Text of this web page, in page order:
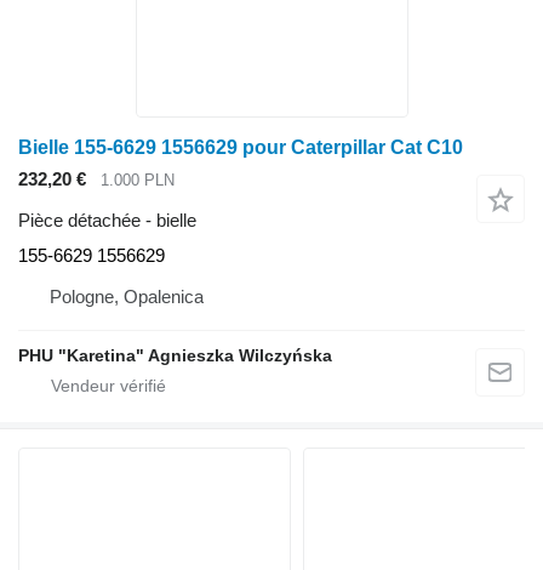
Bielle 155-6629 1556629 pour Caterpillar Cat C10
232,20 €
1.000 PLN
Pièce détachée - bielle
155-6629 1556629
Pologne, Opalenica
PHU "Karetina" Agnieszka Wilczyńska